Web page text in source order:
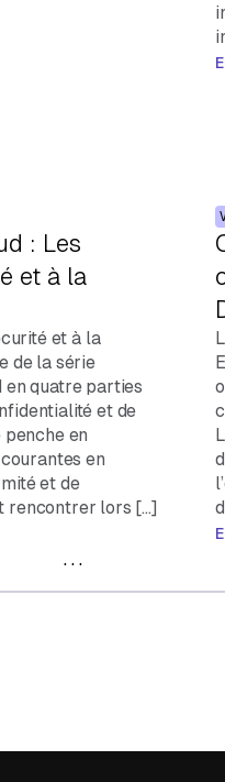
: Les
et à la
et à la
de la série
en quatre parties
et de
en
en
et de
rencontrer lors […]
...